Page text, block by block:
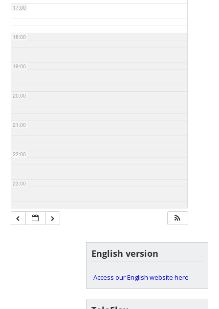
17:00
18:00
19:00
20:00
21:00
22:00
23:00
English version
Access our English website here